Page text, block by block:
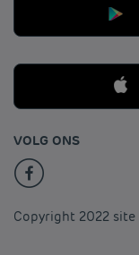
VOLG ONS
Copyright 2022 site